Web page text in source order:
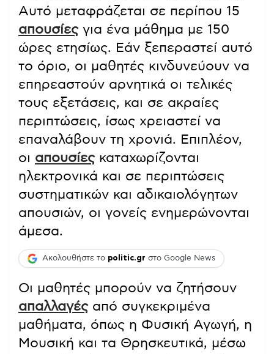
Αυτό μεταφράζεται σε περίπου 15
απουσίεςγια ένα μάθημα με 150
ώρες ετησίως. Εάν ξεπεραστεί αυτό
το όριο, οι μαθητές κινδυνεύουν να
επηρεαστούν αρνητικά οι τελικές
τους εξετάσεις, και σε ακραίες
περιπτώσεις, ίσως χρειαστεί να
επαναλάβουν τη χρονιά. Επιπλέον,
οι απουσίεςκαταχωρίζονται
ηλεκτρονικά και σε περιπτώσεις
συστηματικών και αδικαιολόγητων
απουσιών, οι γονείς ενημερώνονται
άμεσα.
Ακολουθήστε το politic.gr στο Google News
Οι μαθητές μπορούν να ζητήσουν
απαλλαγέςαπό συγκεκριμένα
μαθήματα, όπως η Φυσική Αγωγή, η
Μουσική και τα Θρησκευτικά, μέσω